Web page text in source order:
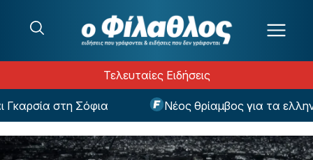
Τελευταίες Ειδήσεις
στη Σόφια Νέος θρίαμβος για τα